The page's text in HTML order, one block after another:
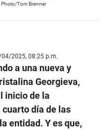
Photo/Tom Brenner
2025, 08:25 p.m.
a una nueva y
Georgieva,
inicio de la
día de las
entidad. Y es que,